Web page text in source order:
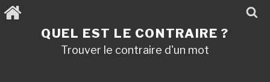
Aller
au
QUEL EST LE CONTRAIRE ?
Trouver le contraire d'un mot